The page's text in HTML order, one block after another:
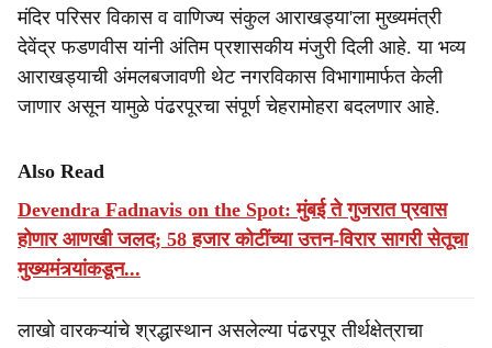
मंदिर परिसर विकास व वाणिज्य संकुल आराखड्या'ला मुख्यमंत्री
देवेंद्र फडणवीस यांनी अंतिम प्रशासकीय मंजुरी दिली आहे. या भव्य
आराखड्याची अंमलबजावणी थेट नगरविकास विभागामार्फत केली
जाणार असून यामुळे पंढरपूरचा संपूर्ण चेहरामोहरा बदलणार आहे.
Also Read
Devendra Fadnavis on the Spot: मुंबई ते गुजरात प्रवास
होणार आणखी जलद; 58 हजार कोटींच्या उत्तन-विरार सागरी सेतूचा
मुख्यमंत्र्यांकडून...
लाखो वारकऱ्यांचे श्रद्धास्थान असलेल्या पंढरपूर तीर्थक्षेत्राचा